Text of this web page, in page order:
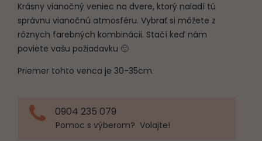
Krásny vianočný veniec na dvere, ktorý naladí tú
správnu vianočnú atmosféru. Vybrať si môžete z
rôznych farebných kombinácii. Stačí keď nám
poviete vašu požiadavku 🙂
Priemer tohto venca je 30-35cm.
0904 235 079
Pomoc s výberom? Volajte!